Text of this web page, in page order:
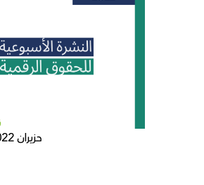
10 - 16 حزيران 2022